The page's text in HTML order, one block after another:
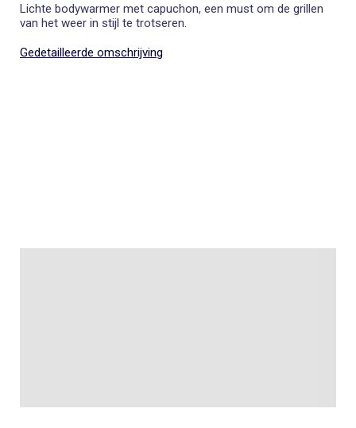
Lichte bodywarmer met capuchon, een must om de grillen
van het weer in stijl te trotseren.
Gedetailleerde omschrijving